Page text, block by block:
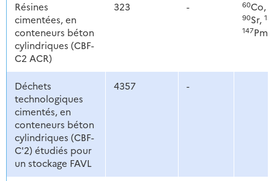
Résines
cimentées, en
conteneurs béton
cylindriques (CBF-
C2 ACR)
323 - 60Co,
90Sr,
147Pm,
Déchets
technologiques
cimentés, en
conteneurs béton
cylindriques (CBF-
C'2) étudiés pour
un stockage FAVL
4357 -